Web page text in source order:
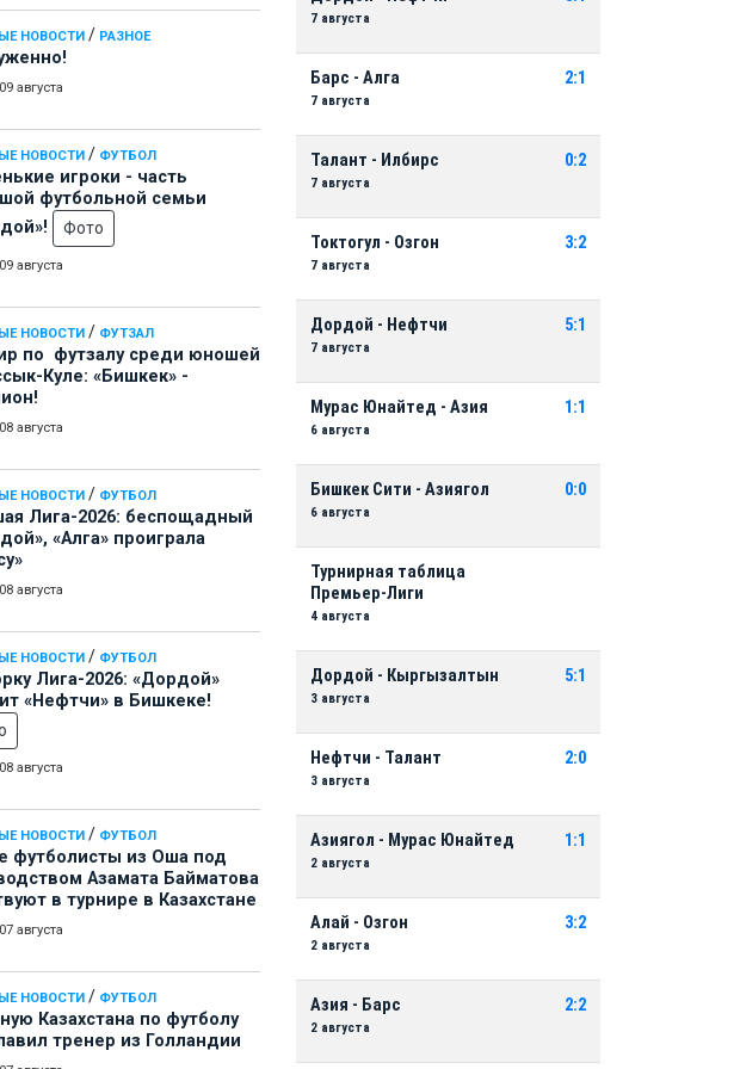
НОВОСТИ / РАЗНОЕ
09 августа
НОВОСТИ / ФУТБОЛ
игроки - часть
футбольной семьи
Фото
09 августа
НОВОСТИ / ФУТЗАЛ
по футзалу среди юношей
Куле: «Бишкек» -
08 августа
НОВОСТИ / ФУТБОЛ
Лига-2026: беспощадный
«Алга» проиграла
08 августа
НОВОСТИ / ФУТБОЛ
Лига-2026: «Дордой»
«Нефтчи» в Бишкеке!
08 августа
НОВОСТИ / ФУТБОЛ
футболисты из Оша под
Азамата Байматова
в турнире в Казахстане
07 августа
НОВОСТИ / ФУТБОЛ
Казахстана по футболу
тренер из Голландии
7 августа
Барс - Алга
7 августа
2:1
Талант - Илбирс
7 августа
0:2
Токтогул - Озгон
7 августа
3:2
Дордой - Нефтчи
7 августа
5:1
Мурас Юнайтед - Азия
6 августа
1:1
Бишкек Сити - Азиягол
6 августа
0:0
Турнирная таблица
Премьер-Лиги
4 августа
Дордой - Кыргызалтын
3 августа
5:1
Нефтчи - Талант
3 августа
2:0
Азиягол - Мурас Юнайтед
2 августа
1:1
Алай - Озгон
2 августа
3:2
Азия - Барс
2 августа
2:2